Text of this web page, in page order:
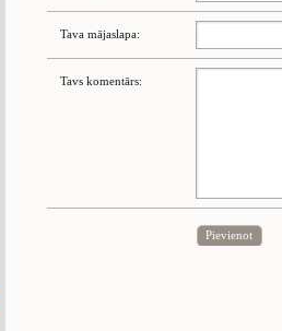
Tava mājaslapa:
Tavs komentārs:
Pievienot